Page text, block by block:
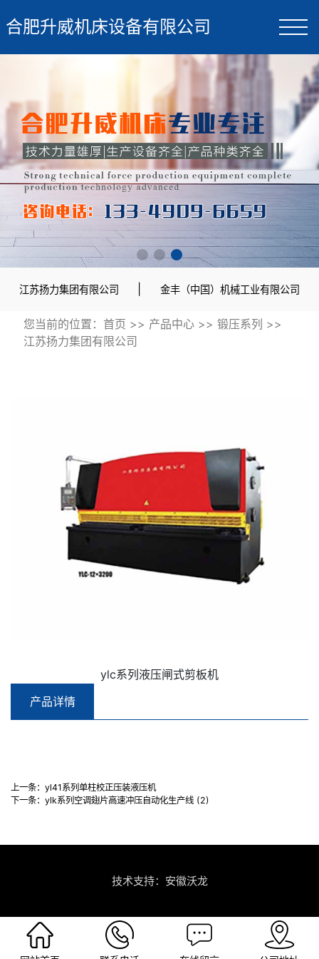
合肥升威机床设备有限公司
江苏扬力集团有限公司 金丰（中国）机械工业有限公司
您当前的位置： 首页 >> 产品中心>> 锻压系列 >>
江苏扬力集团有限公司
ylc系列液压闸式剪板机
产品详情
上一条： yl41系列单柱校正压装液压机
下一条： ylk系列空调翅片高速冲压自动化生产线 (2)
技术支持：安徽沃龙